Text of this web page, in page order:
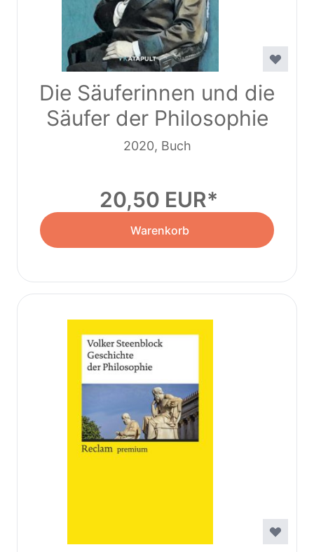
Die Säuferinnen und die
Säufer der Philosophie
2020, Buch
20,50 EUR
Warenkorb